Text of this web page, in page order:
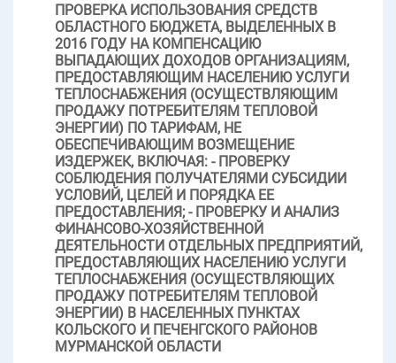
ПРОВЕРКА ИСПОЛЬЗОВАНИЯ СРЕДСТВ
ОБЛАСТНОГО БЮДЖЕТА, ВЫДЕЛЕННЫХ В
2016 ГОДУ НА КОМПЕНСАЦИЮ
ВЫПАДАЮЩИХ ДОХОДОВ ОРГАНИЗАЦИЯМ,
ПРЕДОСТАВЛЯЮЩИМ НАСЕЛЕНИЮ УСЛУГИ
ТЕПЛОСНАБЖЕНИЯ (ОСУЩЕСТВЛЯЮЩИМ
ПРОДАЖУ ПОТРЕБИТЕЛЯМ ТЕПЛОВОЙ
ЭНЕРГИИ) ПО ТАРИФАМ, НЕ
ОБЕСПЕЧИВАЮЩИМ ВОЗМЕЩЕНИЕ
ИЗДЕРЖЕК, ВКЛЮЧАЯ: - ПРОВЕРКУ
СОБЛЮДЕНИЯ ПОЛУЧАТЕЛЯМИ СУБСИДИИ
УСЛОВИЙ, ЦЕЛЕЙ И ПОРЯДКА ЕЕ
ПРЕДОСТАВЛЕНИЯ; - ПРОВЕРКУ И АНАЛИЗ
ФИНАНСОВО-ХОЗЯЙСТВЕННОЙ
ДЕЯТЕЛЬНОСТИ ОТДЕЛЬНЫХ ПРЕДПРИЯТИЙ,
ПРЕДОСТАВЛЯЮЩИХ НАСЕЛЕНИЮ УСЛУГИ
ТЕПЛОСНАБЖЕНИЯ (ОСУЩЕСТВЛЯЮЩИХ
ПРОДАЖУ ПОТРЕБИТЕЛЯМ ТЕПЛОВОЙ
ЭНЕРГИИ) В НАСЕЛЕННЫХ ПУНКТАХ
КОЛЬСКОГО И ПЕЧЕНГСКОГО РАЙОНОВ
МУРМАНСКОЙ ОБЛАСТИ